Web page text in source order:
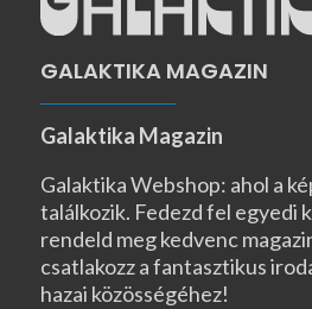
GALAKTIKA MAGAZIN
Galaktika Magazin
Galaktika Webshop: ahol a
találkozik. Fedezd fel egyedi
rendeld meg kedvenc
csatlakozz a fantasztikus
hazai közösségéhez!